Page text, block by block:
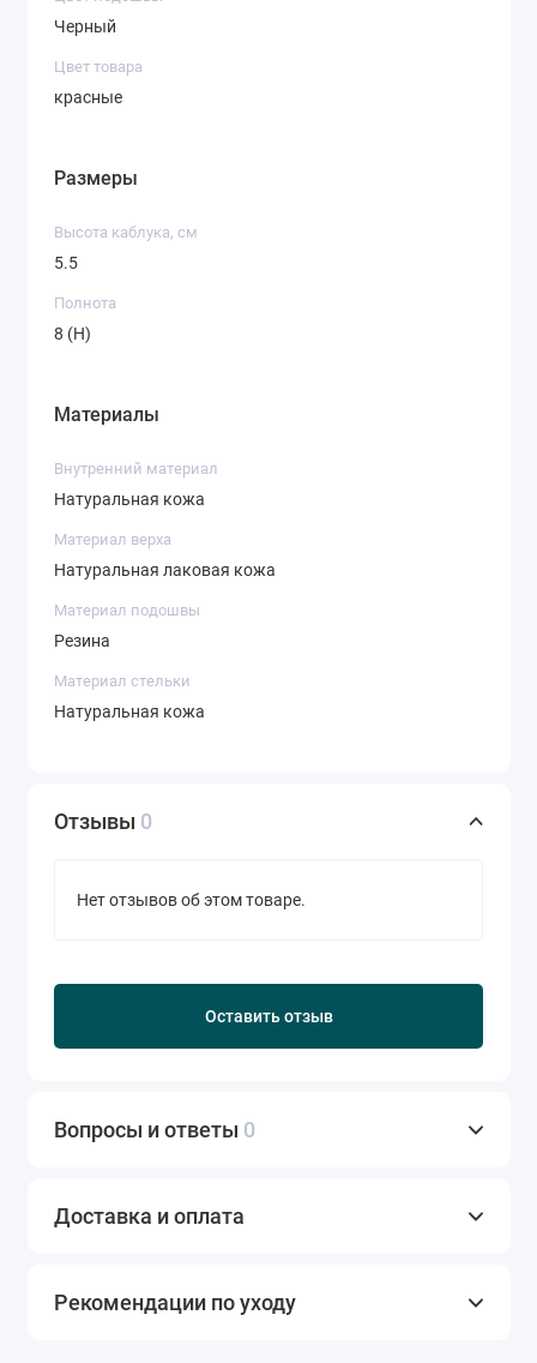
Черный
Цвет товара
красные
Размеры
Высота каблука, см
5.5
Полнота
8 (H)
Материалы
Внутренний материал
Натуральная кожа
Материал верха
Натуральная лаковая кожа
Материал подошвы
Резина
Материал стельки
Натуральная кожа
Отзывы 0
Нет отзывов об этом товаре.
Оставить отзыв
Вопросы и ответы 0
Доставка и оплата
Рекомендации по уходу